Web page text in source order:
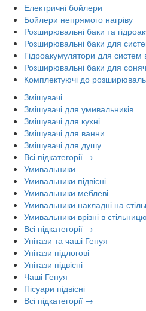
Електричні бойлери
Бойлери непрямого нагріву
Розширювальні баки та
Розширювальні баки для
Гідроакумулятори для систем
Розширювальні баки для
Комплектуючі до
Змішувачі
Змішувачі для умивальників
Змішувачі для кухні
Змішувачі для ванни
Змішувачі для душу
Всі підкатегорії →
Умивальники
Умивальники підвісні
Умивальники меблеві
Умивальники накладні на
Умивальники врізні в стільницю
Всі підкатегорії →
Унітази та чаші Генуя
Унітази підлогові
Унітази підвісні
Чаші Генуя
Пісуари підвісні
Всі підкатегорії →